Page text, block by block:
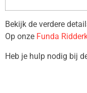
Bekijk de verdere
Op onze Funda
Heb je hulp nodig bij